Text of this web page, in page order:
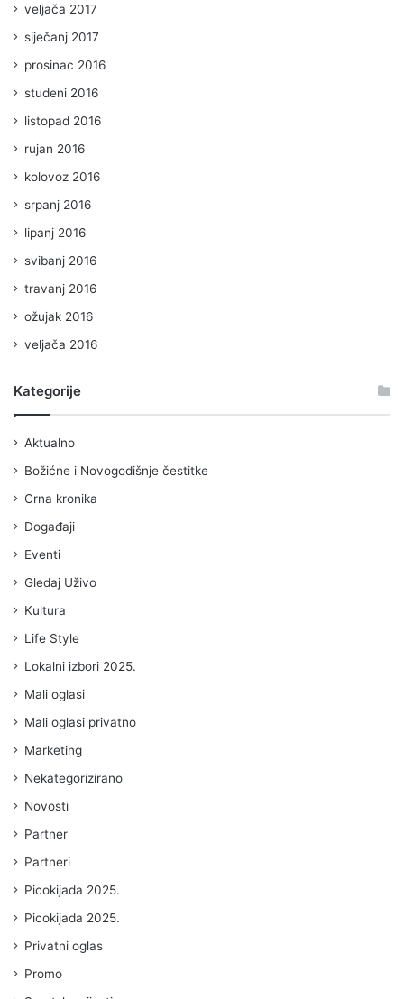
veljača 2017
siječanj 2017
prosinac 2016
studeni 2016
listopad 2016
rujan 2016
kolovoz 2016
srpanj 2016
lipanj 2016
svibanj 2016
travanj 2016
ožujak 2016
veljača 2016
Kategorije
Aktualno
Božićne i Novogodišnje čestitke
Crna kronika
Događaji
Eventi
Gledaj Uživo
Kultura
Life Style
Lokalni izbori 2025.
Mali oglasi
Mali oglasi privatno
Marketing
Nekategorizirano
Novosti
Partner
Partneri
Picokijada 2025.
Picokijada 2025.
Privatni oglas
Promo